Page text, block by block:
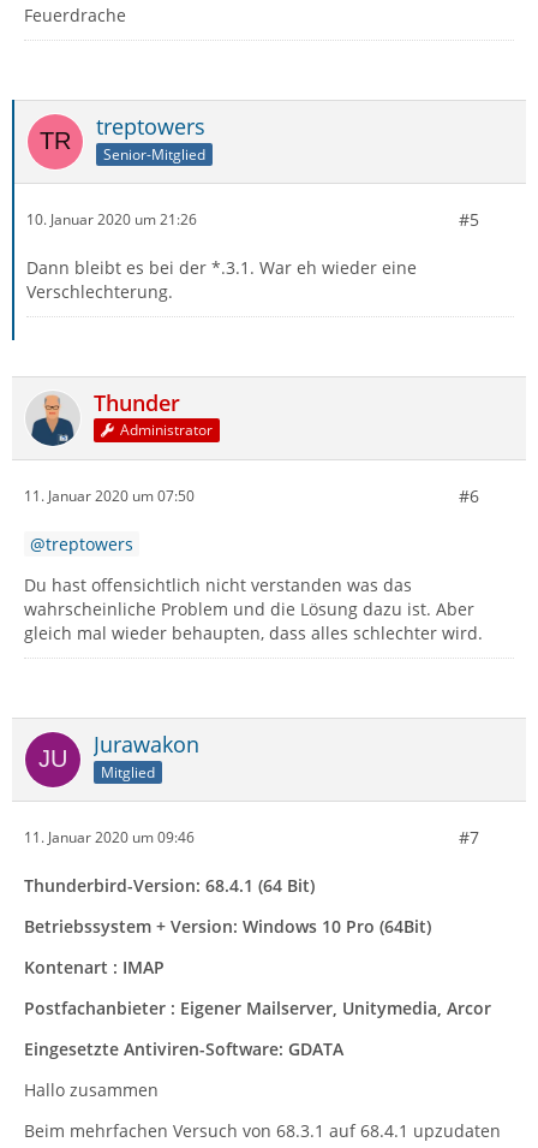
Feuerdrache
treptowers
Senior-Mitglied
10. Januar 2020 um 21:26 #5
Dann bleibt es bei der *.3.1. War eh wieder eine
Verschlechterung.
Thunder
Administrator
11. Januar 2020 um 07:50 #6
treptowers
Du hast offensichtlich nicht verstanden was das
wahrscheinliche Problem und die Lösung dazu ist. Aber
gleich mal wieder behaupten, dass alles schlechter wird.
Jurawakon
Mitglied
11. Januar 2020 um 09:46 #7
Thunderbird-Version: 68.4.1 (64 Bit)
Betriebssystem + Version: Windows 10 Pro (64Bit)
Kontenart : IMAP
Postfachanbieter : Eigener Mailserver, Unitymedia, Arcor
Eingesetzte Antiviren-Software: GDATA
Hallo zusammen
Beim mehrfachen Versuch von 68.3.1 auf 68.4.1 upzudaten